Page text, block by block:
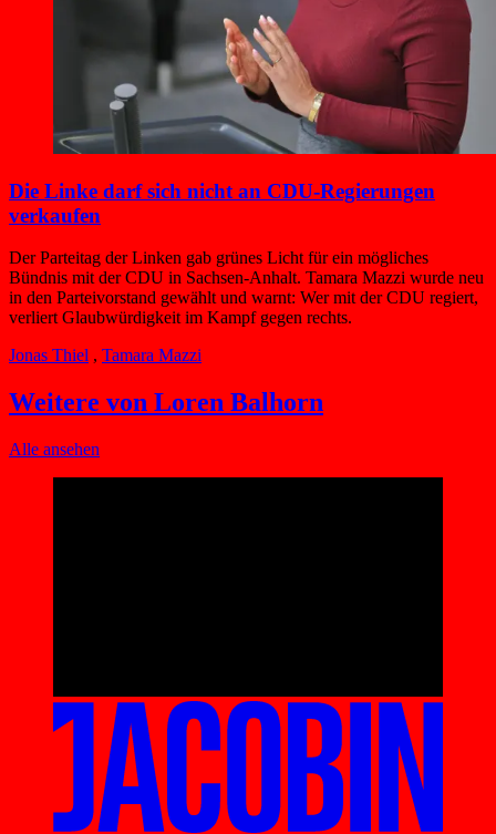
Die Linke darf sich nicht an CDU-Regierungen
verkaufen
Der Parteitag der Linken gab grünes Licht für ein mögliches
Bündnis mit der CDU in Sachsen-Anhalt. Tamara Mazzi wurde neu
in den Parteivorstand gewählt und warnt: Wer mit der CDU regiert,
verliert Glaubwürdigkeit im Kampf gegen rechts.
Jonas Thiel , Tamara Mazzi
Weitere von Loren Balhorn
Alle ansehen